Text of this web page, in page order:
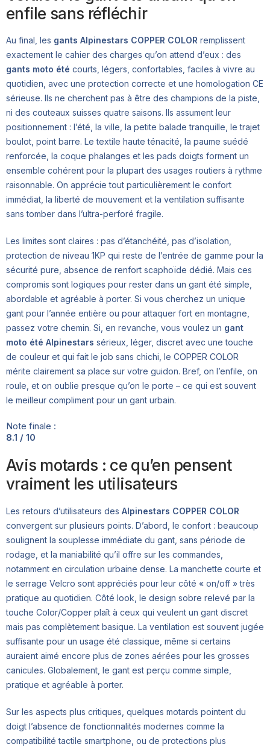
enfile sans réfléchir
Au final, les gants Alpinestars COPPER COLOR remplissent
exactement le cahier des charges qu’on attend d’eux : des
gants moto été courts, légers, confortables, faciles à vivre au
quotidien, avec une protection correcte et une homologation CE
sérieuse. Ils ne cherchent pas à être des champions de la piste,
ni des couteaux suisses quatre saisons. Ils assument leur
positionnement : l’été, la ville, la petite balade tranquille, le trajet
boulot, point barre. Le textile haute ténacité, la paume suédé
renforcée, la coque phalanges et les pads doigts forment un
ensemble cohérent pour la plupart des usages routiers à rythme
raisonnable. On apprécie tout particulièrement le confort
immédiat, la liberté de mouvement et la ventilation suffisante
sans tomber dans l’ultra-perforé fragile.
Les limites sont claires : pas d’étanchéité, pas d’isolation,
protection de niveau 1KP qui reste de l’entrée de gamme pour la
sécurité pure, absence de renfort scaphoïde dédié. Mais ces
compromis sont logiques pour rester dans un gant été simple,
abordable et agréable à porter. Si vous cherchez un unique
gant pour l’année entière ou pour attaquer fort en montagne,
passez votre chemin. Si, en revanche, vous voulez un gant
moto été Alpinestars sérieux, léger, discret avec une touche
de couleur et qui fait le job sans chichi, le COPPER COLOR
mérite clairement sa place sur votre guidon. Bref, on l’enfile, on
roule, et on oublie presque qu’on le porte – ce qui est souvent
le meilleur compliment pour un gant urbain.
Note finale :
8.1 / 10
Avis motards : ce qu’en pensent
vraiment les utilisateurs
Les retours d’utilisateurs des Alpinestars COPPER COLOR
convergent sur plusieurs points. D’abord, le confort : beaucoup
soulignent la souplesse immédiate du gant, sans période de
rodage, et la maniabilité qu’il offre sur les commandes,
notamment en circulation urbaine dense. La manchette courte et
le serrage Velcro sont appréciés pour leur côté « on/off » très
pratique au quotidien. Côté look, le design sobre relevé par la
touche Color/Copper plaît à ceux qui veulent un gant discret
mais pas complètement basique. La ventilation est souvent jugée
suffisante pour un usage été classique, même si certains
auraient aimé encore plus de zones aérées pour les grosses
canicules. Globalement, le gant est perçu comme simple,
pratique et agréable à porter.
Sur les aspects plus critiques, quelques motards pointent du
doigt l’absence de fonctionnalités modernes comme la
compatibilité tactile smartphone, ou de protections plus